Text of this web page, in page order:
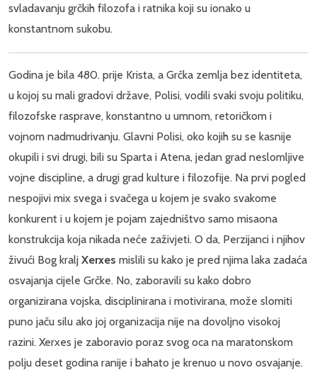
svladavanju grčkih filozofa i ratnika koji su ionako u
konstantnom sukobu.
Godina je bila 480. prije Krista, a Grčka zemlja bez identiteta,
u kojoj su mali gradovi države, Polisi, vodili svaki svoju politiku,
filozofske rasprave, konstantno u umnom, retoričkom i
vojnom nadmudrivanju. Glavni Polisi, oko kojih su se kasnije
okupili i svi drugi, bili su Sparta i Atena, jedan grad neslomljive
vojne discipline, a drugi grad kulture i filozofije. Na prvi pogled
nespojivi mix svega i svačega u kojem je svako svakome
konkurent i u kojem je pojam zajedništvo samo misaona
konstrukcija koja nikada neće zaživjeti. O da, Perzijanci i njihov
živući Bog kralj Xerxes mislili su kako je pred njima laka zadaća
osvajanja cijele Grčke. No, zaboravili su kako dobro
organizirana vojska, disciplinirana i motivirana, može slomiti
puno jaču silu ako joj organizacija nije na dovoljno visokoj
razini. Xerxes je zaboravio poraz svog oca na maratonskom
polju deset godina ranije i bahato je krenuo u novo osvajanje.